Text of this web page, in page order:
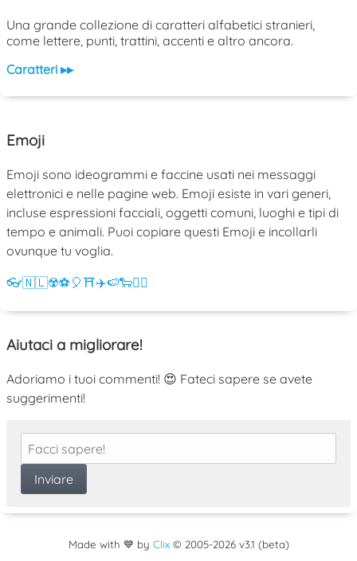
Una grande collezione di caratteri alfabetici stranieri,
come lettere, punti, trattini, accenti e altro ancora.
Caratteri ▸▸
Emoji
Emoji sono ideogrammi e faccine usati nei messaggi
elettronici e nelle pagine web. Emoji esiste in vari generi,
incluse espressioni facciali, oggetti comuni, luoghi e tipi di
tempo e animali. Puoi copiare questi Emoji e incollarli
ovunque tu voglia.
👓🇳🇱☢️⚽ 🎈⛩️✈️🍉🐑💁‍♀️
Aiutaci a migliorare!
Adoriamo i tuoi commenti! 😍 Fateci sapere se avete
suggerimenti!
Made with 💙 by Clix© 2005-2026 v3.1 (beta)